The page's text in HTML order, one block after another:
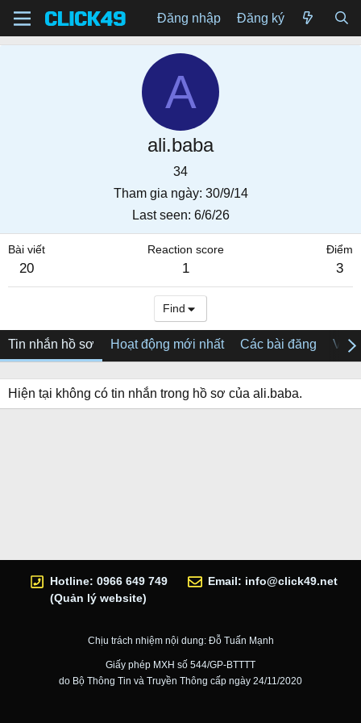
Đăng nhập Đăng ký
A
ali.baba
34
Tham gia ngày 30/9/14
Last seen 6/6/26
Bài viết
20
Reaction score
1
Điểm
3
Find
Tin nhắn hồ sơ Hoạt động mới nhất Các bài đăng Về
Hiện tại không có tin nhắn trong hồ sơ của ali.baba.
Hotline: 0966 649 749
(Quản lý website)
Email: info@click49.net
Chịu trách nhiệm nội dung: Đỗ Tuấn Mạnh
Giấy phép MXH số 544/GP-BTTTT
do Bộ Thông Tin và Truyền Thông cấp ngày 24/11/2020